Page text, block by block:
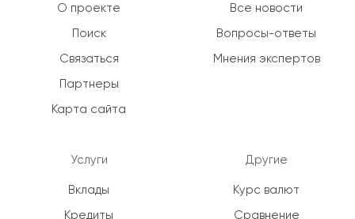
О проекте
Поиск
Связаться
Партнеры
Карта сайта
Услуги
Вклады
Кредиты
Все новости
Вопросы-ответы
Мнения экспертов
Другие
Курс валют
Сравнение